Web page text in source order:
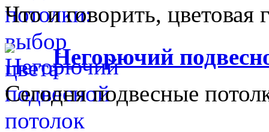
Что и говорить,
Негорючий
Сегодня подвесные